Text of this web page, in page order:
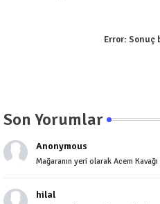
Error: Sonuç
Son Yorumlar
Anonymous
Mağaranın yeri olarak Acem
hilal